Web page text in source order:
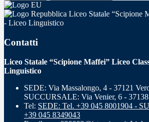
Liceo Statale “Scipione
- Liceo Linguistico
Contatti
Liceo Statale “Scipione Maffei” Liceo
Linguistico
SEDE: Via Massalongo, 4 - 37121
SUCCURSALE: Via Venier, 6 - 37138
Tel: SEDE: Tel. +39 045 8001904 -
+39 045 8349043